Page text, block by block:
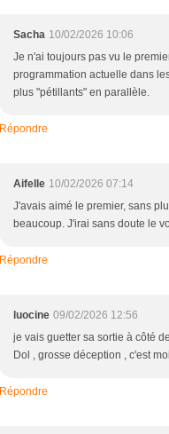
Sacha 10/02/2026 10:06
Je n'ai toujours pas vu le
programmation actuelle dans
plus "pétillants" en parallèle.
Répondre
Aifelle 10/02/2026 07:14
J'avais aimé le premier, sans
beaucoup. J'irai sans doute le
Répondre
luocine 09/02/2026 12:56
je vais guetter sa sortie à côté
Dol , grosse déception , c'est
Répondre